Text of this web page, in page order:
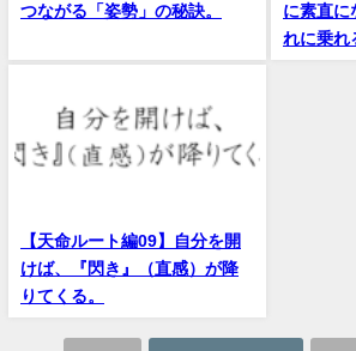
つながる「姿勢」の秘訣。
に素直に
れに乗れ
【天命ルート編09】自分を開
けば、『閃き』（直感）が降
りてくる。